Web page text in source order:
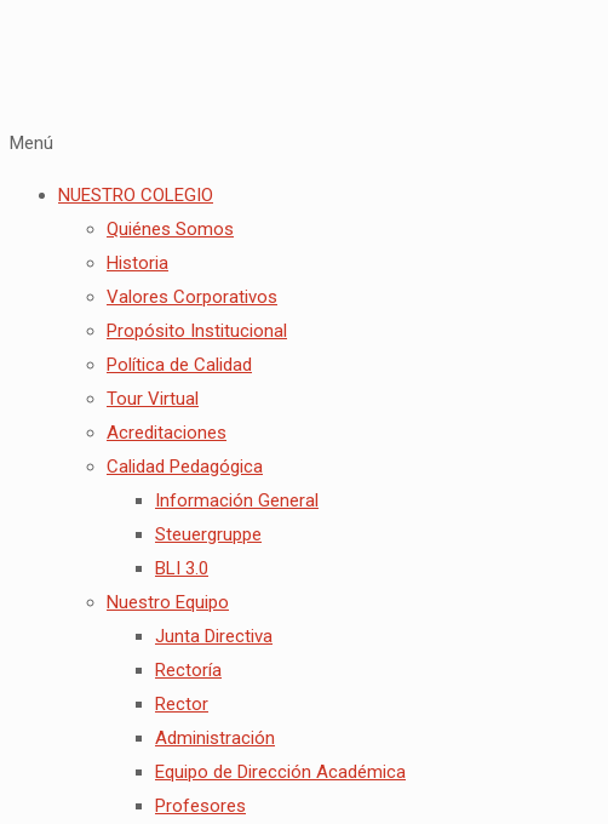
Menú
NUESTRO COLEGIO
Quiénes Somos
Historia
Valores Corporativos
Propósito Institucional
Política de Calidad
Tour Virtual
Acreditaciones
Calidad Pedagógica
Información General
Steuergruppe
BLI 3.0
Nuestro Equipo
Junta Directiva
Rectoría
Rector
Administración
Equipo de Dirección Académica
Profesores